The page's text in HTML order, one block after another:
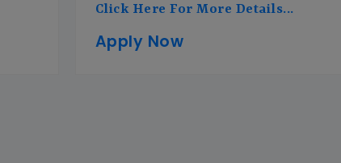
Click Here For More Details...
Apply Now